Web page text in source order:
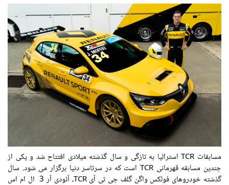
مسابقات TCR استرالیا به تازگی و سال گذشته میلادی افتتاح شد و یکی از
چندین مسابقه قهرمانی TCR است که در سرتاسر دنیا برگزار می شود. سال
گذشته خودروهای فولکس واگن گلف جی تی آی TCR، آئودی آر 3 ال ام اس